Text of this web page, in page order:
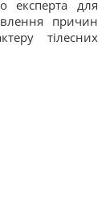
експерта для
причин
тілесних